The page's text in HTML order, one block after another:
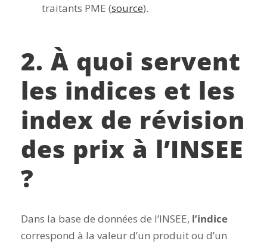
traitants PME (source).
2. À quoi servent
les indices et les
index de révision
des prix à l’INSEE
?
Dans la base de données de l’INSEE, l’indice
correspond à la valeur d’un produit ou d’un